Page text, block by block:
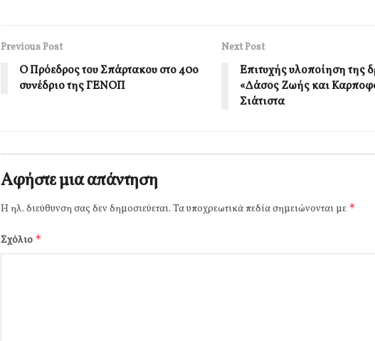
Previous Post
Ο Πρόεδρος του Σπάρτακου στο 40ο
συνέδριο της ΓΕΝΟΠ
Next Post
Επιτυχής υλοποίηση της
«Δάσος Ζωής και
Σιάτιστα
Αφήστε μια απάντηση
Η ηλ. διεύθυνση σας δεν δημοσιεύεται. Τα υποχρεωτικά πεδία σημειώνονται με *
Σχόλιο *